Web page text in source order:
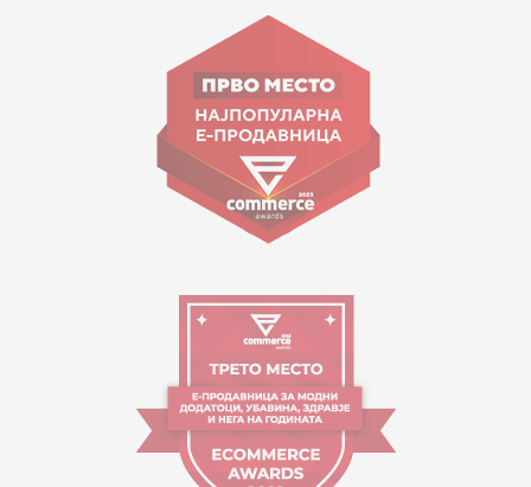
Goce Nikolovski 74 Shkup
contact@mytime.mk
Orari i punës:
09:00 - 17:00